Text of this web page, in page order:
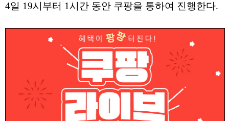
4일 19시부터 1시간 동안 쿠팡을 통하여 진행한다.